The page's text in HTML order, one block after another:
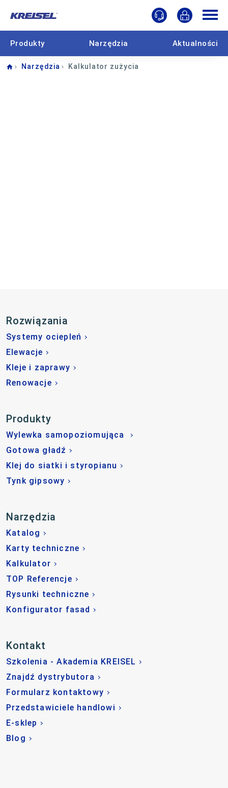
Produkty Narzędzia Aktualności
Home
Narzędzia Kalkulator zużycia
Rozwiązania
Systemy ociepleń
Elewacje
Kleje i zaprawy
Renowacje
Produkty
Wylewka samopoziomująca
Gotowa gładź
Klej do siatki i styropianu
Tynk gipsowy
Narzędzia
Katalog
Karty techniczne
Kalkulator
TOP Referencje
Rysunki techniczne
Konfigurator fasad
Kontakt
Szkolenia - Akademia KREISEL
Znajdź dystrybutora
Formularz kontaktowy
Przedstawiciele handlowi
E-sklep
Blog